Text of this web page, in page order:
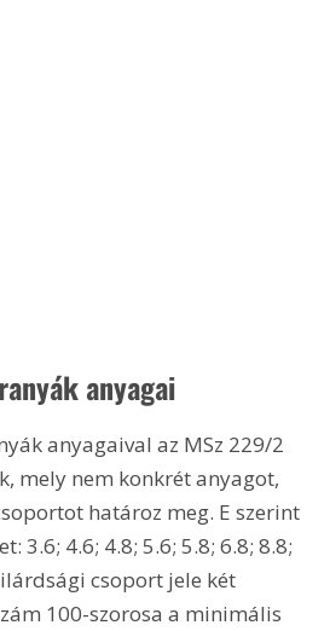
anyagai
anyagaival az MSz 229/2
mely nem konkrét anyagot,
határoz meg. E szerint
3.6; 4.6; 4.8; 5.6; 5.8; 6.8; 8.8;
csoport jele két
100-szorosa a minimális